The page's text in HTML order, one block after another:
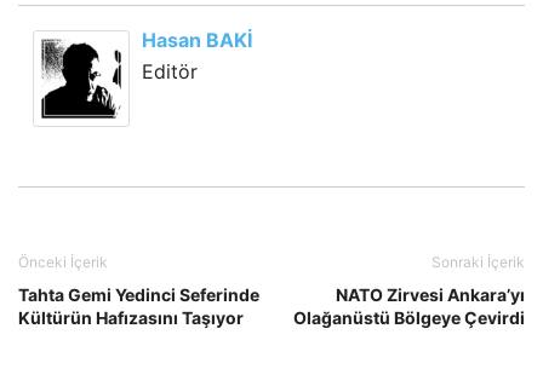
Hasan BAKİ
Editör
Önceki İçerik
Tahta Gemi Yedinci Seferinde
Kültürün Hafızasını Taşıyor
Sonraki İçerik
NATO Zirvesi Ankara’yı
Olağanüstü Bölgeye Çevirdi